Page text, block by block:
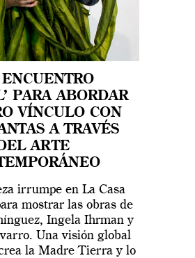
ENCUENTRO
PARA ABORDAR
VÍNCULO CON
A TRAVÉS
ARTE
irrumpe en La Casa
mostrar las obras de
Ingela Ihrman y
Una visión global
la Madre Tierra y lo